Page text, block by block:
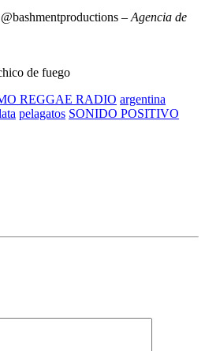
@bashmentproductions –Agencia de
de fuego
REGGAE RADIO argentina
pelagatos SONIDO POSITIVO